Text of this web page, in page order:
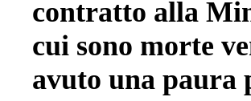
contratto alla
cui sono morte
avuto una paura